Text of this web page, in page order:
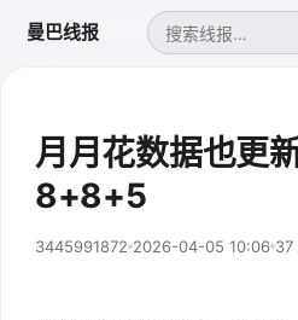
曼巴线报
月月花数据也更
8+8+5
3445991872 2026-04-05 10:06 37